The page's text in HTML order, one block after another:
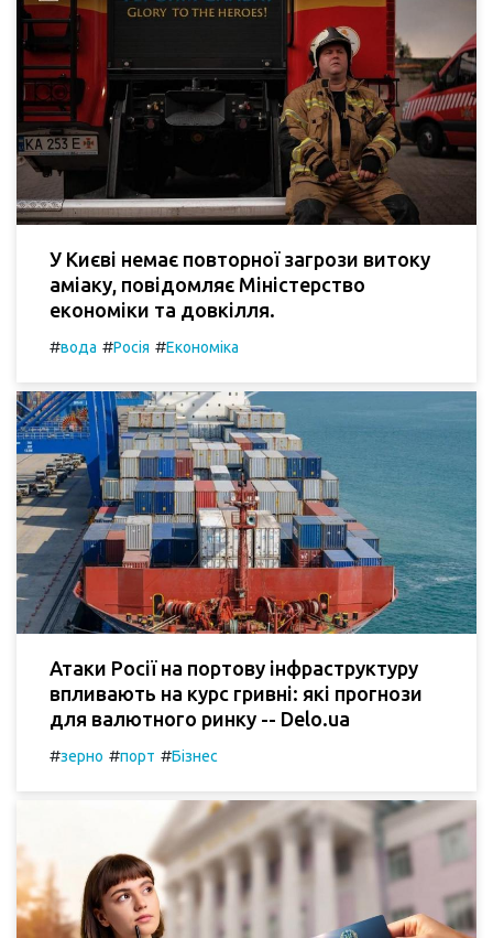
У Києві немає повторної загрози витоку
аміаку, повідомляє Міністерство
економіки та довкілля.
#вода #Росія #Економіка
Атаки Росії на портову інфраструктуру
впливають на курс гривні: які прогнози
для валютного ринку -- Delo.ua
#зерно #порт #Бізнес